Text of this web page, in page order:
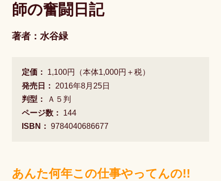
師の奮闘日記
著者：水谷緑
定価：
1,100円（本体1,000円＋税）
発売日：
2016年8月25日
判型：
Ａ５判
ページ数：
144
ISBN： 9784040686677
あんた何年この仕事やってんの!!